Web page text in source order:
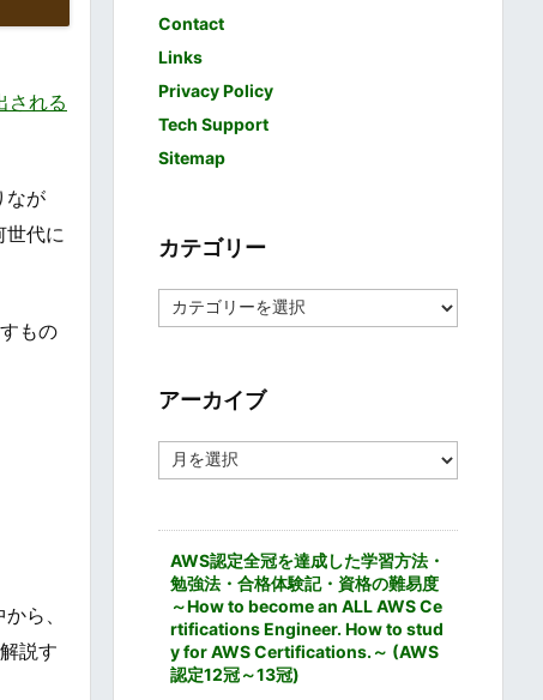
される
なが
世代に
もの
ら、
説す
Contact
Links
Privacy Policy
Tech Support
Sitemap
カテゴリー
テ
ー
アーカイブ
ー
AWS認定全冠を達成した学習方法・
勉強法・合格体験記・資格の難易度
～How to become an ALL AWS Ce
rtifications Engineer. How to stud
y for AWS Certifications.～ (AWS
認定12冠～13冠)